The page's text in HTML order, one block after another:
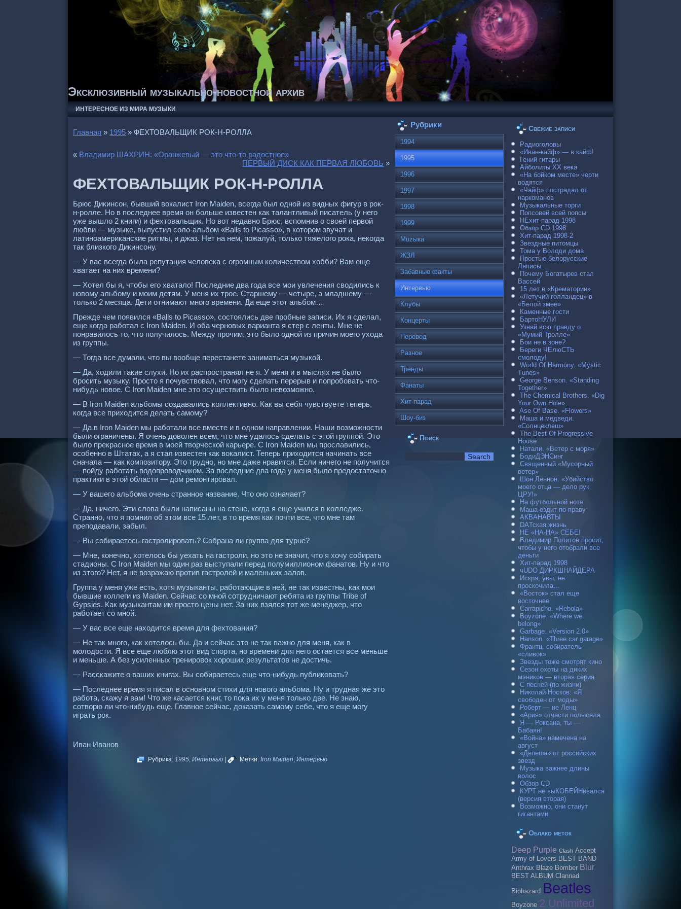
Эксклюзивный музыкально-новостной архив
ИНТЕРЕСНОЕ ИЗ МИРА МУЗЫКИ
Главная » 1995 » ФЕХТОВАЛЬЩИК РОК-Н-РОЛЛА
« Владимир ШАХРИН: «Оранжевый — это что-то радостное»
ПЕРВЫЙ ДИСК КАК ПЕРВАЯ ЛЮБОВЬ »
ФЕХТОВАЛЬЩИК РОК-Н-РОЛЛА
Брюс Дикинсон, бывший вокалист Iron Maiden, всегда был одной из видных фигур в рок-
н-ролле. Но в последнее время он больше известен как талантливый писатель (у него
уже вышло 2 книги) и фехтовальщик. Но вот недавно Брюс, вспомнив о своей первой
любви — музыке, выпустил соло-альбом «Balls to Рicasso», в котором звучат и
латиноамериканские ритмы, и джаз. Нет на нем, пожалуй, только тяжелого рока, некогда
так близкого Дикинсону.
— У вас всегда была репутация человека с огромным количеством хобби? Вам еще
хватает на них времени?
— Хотел бы я, чтобы его хватало! Последние два года все мои увлечения сводились к
новому альбому и моим детям. У меня их трое. Старшему — четыре, а младшему —
только 2 месяца. Дети отнимают много времени. Да еще этот альбом…
Прежде чем появился «Balls to Рicasso», состоялись две пробные записи. Их я сделал,
еще когда работал с Iron Maiden. И оба черновых варианта я стер с ленты. Мне не
понравилось то, что получилось. Между прочим, это было одной из причин моего ухода
из группы.
— Тогда все думали, что вы вообще перестанете заниматься музыкой.
— Да, ходили такие слухи. Но их распространял не я. У меня и в мыслях не было
бросить музыку. Просто я почувствовал, что могу сделать перерыв и попробовать что-
нибудь новое. С Iron Maiden мне это осуществить было невозможно.
— В Iron Maiden альбомы создавались коллективно. Как вы себя чувствуете теперь,
когда все приходится делать самому?
— Да в Iron Maiden мы работали все вместе и в одном направлении. Наши возможности
были ограничены. Я очень доволен всем, что мне удалось сделать с этой группой. Это
было прекрасное время в моей творческой карьере. С Iron Maiden мы прославились,
особенно в Штатах, а я стал известен как вокалист. Теперь приходится начинать все
сначала — как композитору. Это трудно, но мне даже нравится. Если ничего не получится
— пойду работать водопроводчиком. За последние два года у меня было предостаточно
практики в этой области — дом ремонтировал.
— У вашего альбома очень странное название. Что оно означает?
— Да, ничего. Эти слова были написаны на стене, когда я еще учился в колледже.
Странно, что я помнил об этом все 15 лет, в то время как почти все, что мне там
преподавали, забыл.
— Вы собираетесь гастролировать? Собрана ли группа для турне?
— Мне, конечно, хотелось бы уехать на гастроли, но это не значит, что я хочу собирать
стадионы. С Iron Maiden мы один раз выступали перед полумиллионом фанатов. Ну и что
из этого? Нет, я не возражаю против гастролей и маленьких залов.
Группа у меня уже есть, хотя музыканты, работающие в ней, не так известны, как мои
бывшие коллеги из Maiden. Сейчас со мной сотрудничают ребята из группы Tribe of
Gyрsies. Как музыкантам им просто цены нет. За них взялся тот же менеджер, что
работает со мной.
— У вас все еще находится время для фехтования?
— Не так много, как хотелось бы. Да и сейчас это не так важно для меня, как в
молодости. Я все еще люблю этот вид спорта, но времени для него остается все меньше
и меньше. А без усиленных тренировок хороших результатов не достичь.
— Расскажите о ваших книгах. Вы собираетесь еще что-нибудь публиковать?
— Последнее время я писал в основном стихи для нового альбома. Ну и трудная же это
работа, скажу я вам! Что же касается книг, то пока их у меня только две. Не знаю,
сотворю ли что-нибудь еще. Главное сейчас, доказать самому себе, что я еще могу
играть рок.
Иван Иванов
Рубрика: 1995, Интервью| Метки: Iron Maiden, Интервью
Рубрики
1994
1995
1996
1997
1998
1999
Muzыка
ЖЗЛ
Забавные факты
Интервью
Клубы
Концерты
Перевод
Разное
Тренды
Фанаты
Хит-парад
Шоу-биз
Поиск
Свежие записи
Радиоголовы
«Иван-кайф» — в кайф!
Гений гитары
Айболиты ХХ века
«На бойком месте» черти
водятся
«Чайф» пострадал от
наркоманов
Музыкальные торги
Попсовей всей попсы
НЕхит-парад 1998
Обзор CD 1998
Хит-парад 1998-2
Звездные питомцы
Тома у Володи дома
Простые белорусские
Ляписы
Почему Богатырев стал
Вассей
15 лет в «Крематории»
«Летучий голландец» в
«Белой змее»
Каменные гости
БартоНУЛИ
Узнай всю правду о
«Мумий Тролле»
Бои не в зоне?
Береги ЧЕлюСТЬ
смолоду!
World Of Harmony. «Mystic
Tunes»
George Benson. «Standing
Together»
The Chemical Brothers. «Dig
Your Own Hole»
Ase Of Base. «Flowers»
Маша и медведи.
«Солнцеклеш»
The Best Of Progressive
House
Натали. «Ветер с моря»
БодиДЭНСинг
Священный «Мусорный
ветер»
Шон Леннон: «Убийство
моего отца — дело рук
ЦРУ!»
На футбольной ноте
Маша ездит по праву
АКВАНАВТЫ
DAТская жизнь
НЕ «НА-НА» СЕБЕ!
Владимир Политов просит,
чтобы у него отобрали все
деньги
Хит-парад 1998
чUDO ДИРКШНАЙДЕРА
Искра, увы, не
проскочила…
«Восток» стал еще
восточнее
Carraрicho. «Rebola»
Boyzone. «Where we
belong»
Garbage. «Version 2.0»
Hanson. «Three car garage»
Франтц, собиратель
«сливок»
Звезды тоже смотрят кино
Сезон охоты на диких
мэников — вторая серия
С песней (по жизни)
Николай Носков: «Я
свободен от моды»
Роберт — не Ленц
«Ария» отчасти полысела
Я — Роксана, ты —
Бабаян!
«Война» намечена на
август
«Депеша» от российских
звезд
Музыка важнее длины
волос
Обзор CD
КУРТ не выКОБЕЙНивался
(версия вторая)
Возможно, они станут
гигантами
Облако меток
Deep Purple Clash Accept
Army of Lovers BEST BAND
Anthrax Blaze Bomber Blur
BEST ALBUM Clannad
Biohazard Beatles
Boyzone 2 Unlimited